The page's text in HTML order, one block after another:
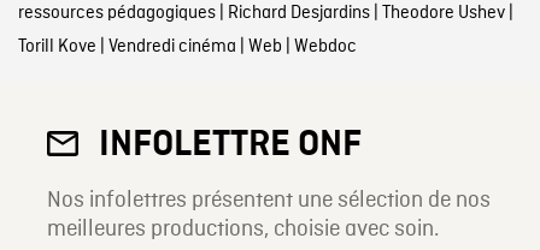
ressources pédagogiques| Richard Desjardins| Theodore Ushev|
Torill Kove | Vendredi cinéma | Web | Webdoc
INFOLETTRE ONF
Nos infolettres présentent une sélection de nos
meilleures productions, choisie avec soin.